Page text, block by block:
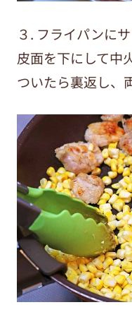
３. フライパンに
皮面を下にして中
ついたら裏返し、